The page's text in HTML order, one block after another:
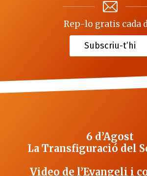
Rep-lo gratis cada
Subscriu-t’hi
6 d’Agost
La Transfiguració del
Video de l’Evangeli i